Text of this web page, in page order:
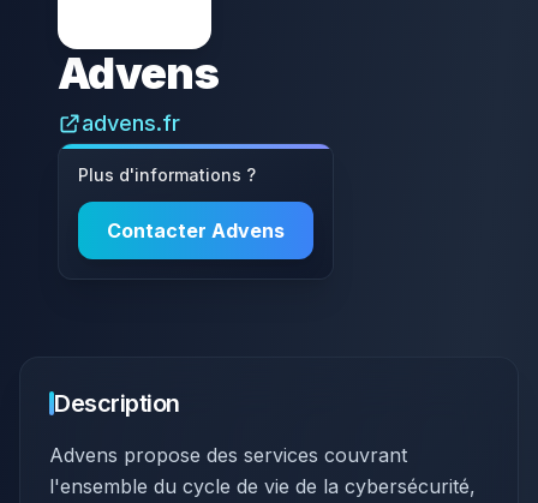
Advens
advens.fr
Plus d'informations ?
Contacter Advens
Description
​Advens propose des services couvrant
l'ensemble du cycle de vie de la cybersécurité,